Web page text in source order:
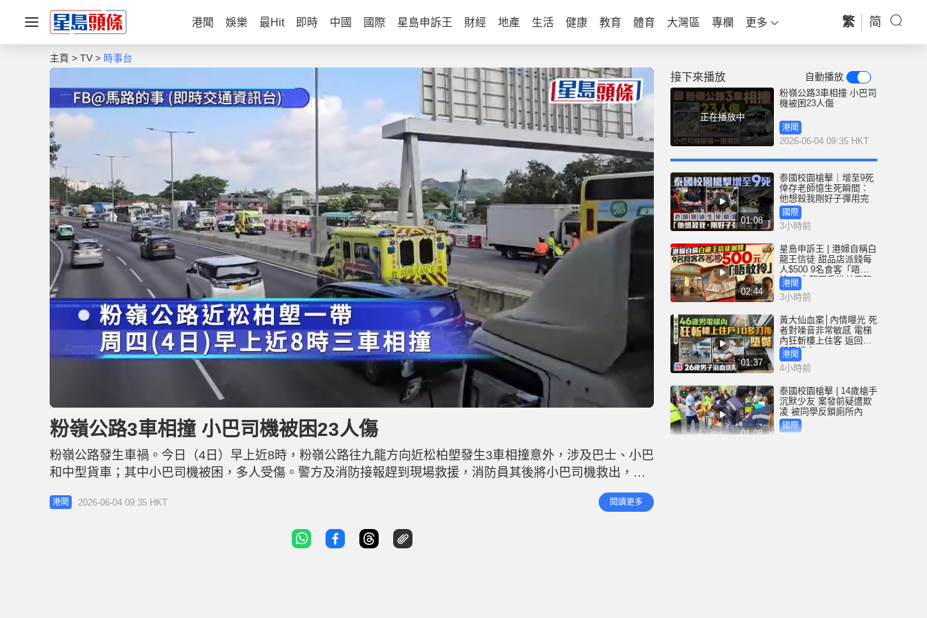
港聞 娛樂 最Hit 即時 中國 國際 星島申訴王 財經 地產 生活 健康 教育 體育 大灣區 專欄 更多 繁 简
主頁 TV 時事台
n
u
t
e
o
e
d
4
.
1
1
粉嶺公路3車相撞 小巴司機被困23人傷
粉嶺公路發生車禍。今日（4日）早上近8時，粉嶺公路往九龍方向近松柏塱發生3車相撞意外，涉及巴士、小巴
和中型貨車；其中小巴司機被困，多人受傷。警方及消防接報趕到現場救援，消防員其後將小巴司機救出，事
件中共有23人受傷，意外原因有待調查。 傷者之中，小巴男司機一度被困，腳部受傷清醒，另外10男8女小巴
乘客輕傷。而巴士有2名男乘客輕傷清醒；貨車男司機和1名女乘客亦輕傷。全部23名傷者分別由救護車送院治
港聞 2026-06-04 09:35 HKT 閱讀更多
接下來播放 自動播放
正在播放中
粉嶺公路3車相撞 小巴司
機被困23人傷
港聞
2026-06-04 09:35 HKT
01:08
泰國校園槍擊｜增至9死
倖存老師憶生死瞬間：
他想殺我剛好子彈用完
國際
3小時前
02:44
星島申訴王 | 港婦自稱白
龍王信徒 甜品店派錢每
人$500 9名食客「唔敢
拎」 白龍王香港弟子親
解謎團
港聞
3小時前
01:37
黃大仙血案│內情曝光 死
者對噪音非常敏感 電梯
內狂斬樓上住客 返回住
所墮樓亡
港聞
4小時前
01:08
泰國校園槍擊 | 14歲槍手
沉默少友 案發前疑遭欺
凌 被同學反鎖廁所內
國際